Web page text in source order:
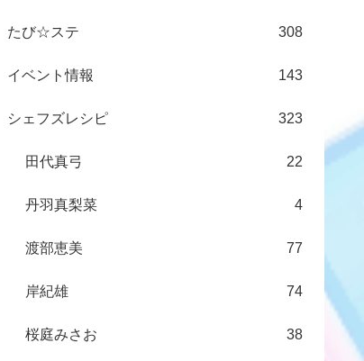
たび☆ステ 308
イベント情報 143
シェフズレシピ 323
田代真弓 22
丹羽真梨菜 4
渡部恵美 77
岸紀雄 74
桜庭みさお 38